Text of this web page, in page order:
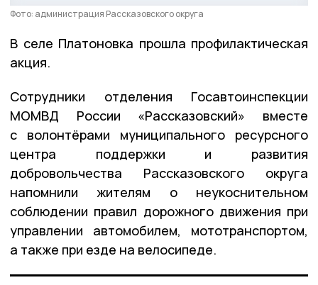
Фото: администрация Рассказовского округа
В селе Платоновка прошла профилактическая
акция.
Сотрудники отделения Госавтоинспекции
МОМВД России «Рассказовский» вместе
с волонтёрами муниципального ресурсного
центра поддержки и развития
добровольчества Рассказовского округа
напомнили жителям о неукоснительном
соблюдении правил дорожного движения при
управлении автомобилем, мототранспортом,
а также при езде на велосипеде.